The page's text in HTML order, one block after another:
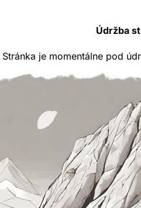
Údržba
Stránka je momentálne pod